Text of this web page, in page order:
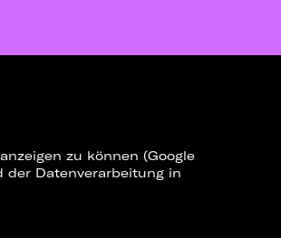
zu können (Google
der Datenverarbeitung in